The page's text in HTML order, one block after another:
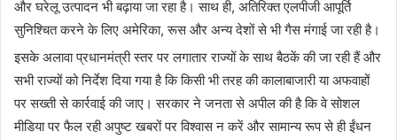
और घरेलू उत्पादन भी बढ़ाया जा रहा है। साथ ही, अतिरिक्त एलपीजी आपूर्ति
सुनिश्चित करने के लिए अमेरिका, रूस और अन्य देशों से भी गैस मंगाई जा रही है।
इसके अलावा प्रधानमंत्री स्तर पर लगातार राज्यों के साथ बैठकें की जा रही हैं और
सभी राज्यों को निर्देश दिया गया है कि किसी भी तरह की कालाबाजारी या अफवाहों
पर सख्ती से कार्रवाई की जाए। सरकार ने जनता से अपील की है कि वे सोशल
मीडिया पर फैल रही अपुष्ट खबरों पर विश्वास न करें और सामान्य रूप से ही ईंधन